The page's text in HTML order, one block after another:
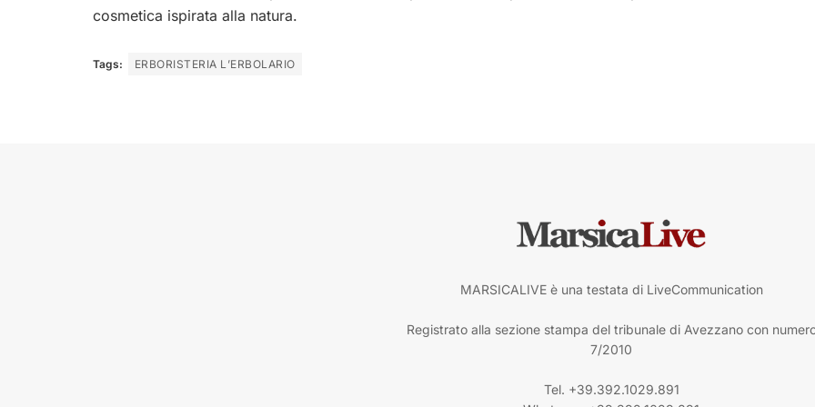
cosmetica ispirata alla natura.
Tags: ERBORISTERIA L’ERBOLARIO
MARSICALIVE è una testata di LiveCommunication
Registrato alla sezione stampa del tribunale di Avezzano con
7/2010
Tel. +39.392.1029.891